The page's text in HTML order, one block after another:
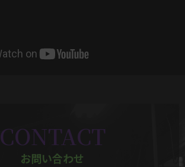
CONTACT
お問い合わせ